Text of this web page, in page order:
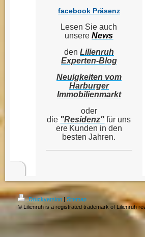
facebook Präsenz
Lesen Sie auch
unsereNews
den Lilienruh
Experten-Blog
Neuigkeiten vom
Harburger
Immobilienmarkt
oder
die "Residenz" für uns
ere Kunden in den
besten Jahren.
Druckversion
Sitemap
© Lilienruh is a registrated trademark of Lilienruh